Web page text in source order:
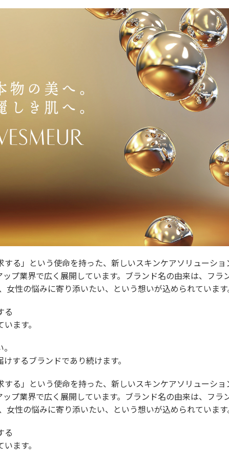
する」という使命を持った、新しいスキンケアソリューショ
プ業界で広く展開しています。ブランド名の由来は、フ
性の悩みに寄り添いたい、という想いが込められています
る
ます。
するブランドであり続けます。
する」という使命を持った、新しいスキンケアソリューショ
プ業界で広く展開しています。ブランド名の由来は、フ
性の悩みに寄り添いたい、という想いが込められています
る
ます。